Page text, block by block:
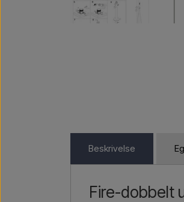
Beskrivelse
Fire-dobbelt